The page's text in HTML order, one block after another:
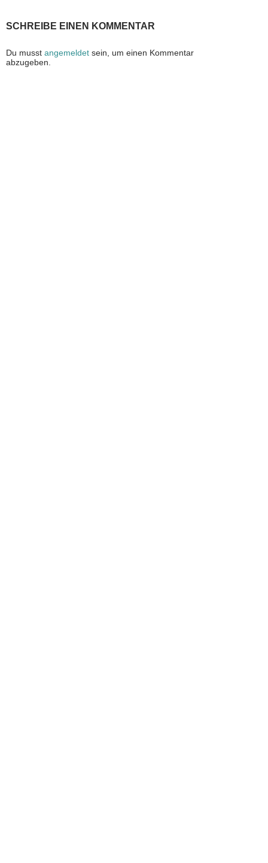
SCHREIBE EINEN KOMMENTAR
Du musst angemeldet sein, um einen Kommentar
abzugeben.